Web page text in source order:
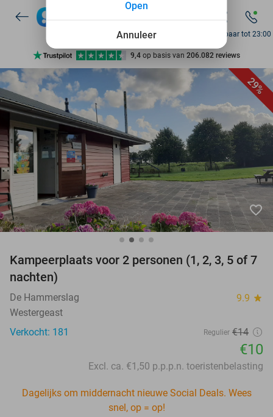
7 dagen per week beschikbaar
10+ miljoen leden
9,4 op basis van 206.082 reviews
Ontdek 15.000+ deals
7 dagen per week beschikbaar
10+ miljoen leden
Bereikbaar tot 23:00
29%
favorite_border
Kampeerplaats voor 2 personen (1, 2, 3, 5 of 7
nachten)
De Hammerslag 9.9 star
Westergeast
Verkocht: 181
Regulier €14
€10
Excl. ca. €1,50 p.p.p.n. toeristenbelasting
Dagelijks om middernacht nieuwe Social Deals. Wees
snel, op = op!
Annuleer
Open